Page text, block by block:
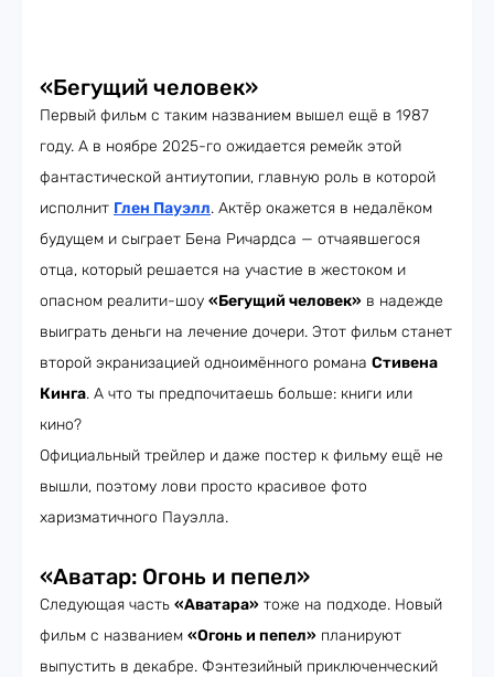
«Бегущий человек»
Первый фильм с таким названием вышел ещё в 1987
году. А в ноябре 2025-го ожидается ремейк этой
фантастической антиутопии, главную роль в которой
исполнит Глен Пауэлл. Актёр окажется в недалёком
будущем и сыграет Бена Ричардса — отчаявшегося
отца, который решается на участие в жестоком и
опасном реалити-шоу «Бегущий человек» в надежде
выиграть деньги на лечение дочери. Этот фильм станет
второй экранизацией одноимённого романа Стивена
Кинга. А что ты предпочитаешь больше: книги или
кино?
Официальный трейлер и даже постер к фильму ещё не
вышли, поэтому лови просто красивое фото
харизматичного Пауэлла.
«Аватар: Огонь и пепел»
Следующая часть «Аватара» тоже на подходе. Новый
фильм с названием «Огонь и пепел» планируют
выпустить в декабре. Фэнтезийный приключенческий